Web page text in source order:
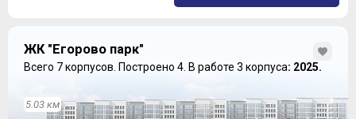
ЖК "Егорово парк"
Всего 7 корпусов. Построено 4. В работе 3 корпуса: 2025.
5.03 км